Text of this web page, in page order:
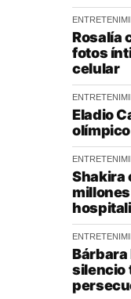
Rosalía
fotos
celular
Eladio
Shakira
Bárbara
silencio